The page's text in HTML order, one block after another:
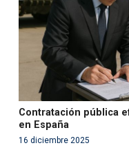
Contratación pública
en España
16 diciembre 2025